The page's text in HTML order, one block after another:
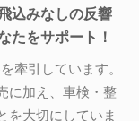
込みなしの反響
たをサポート！
牽引しています。
に加え、車検・整
を大切にしていま